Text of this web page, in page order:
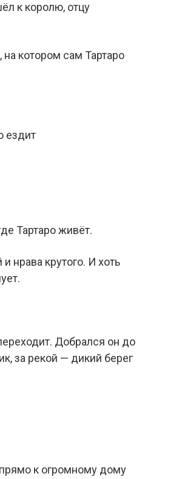
к королю, отцу
котором сам Тартаро
ездит
Тартаро живёт.
нрава крутого. И хоть
Добрался он до
за рекой — дикий берег
к огромному дому